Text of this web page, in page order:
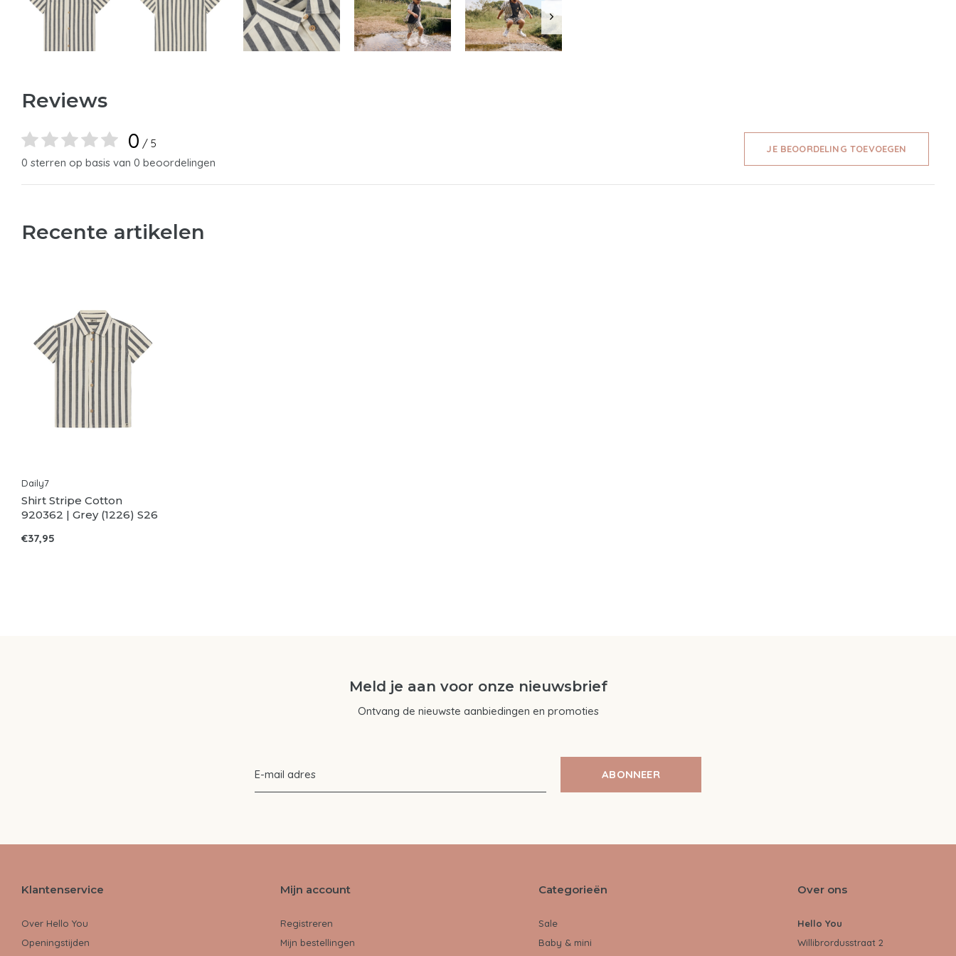
Reviews
0 / 5
0 sterren op basis van 0 beoordelingen
JE BEOORDELING TOEVOEGEN
Recente artikelen
Daily7
Shirt Stripe Cotton
920362 | Grey (1226) S26
€37,95
Meld je aan voor onze nieuwsbrief
Ontvang de nieuwste aanbiedingen en promoties
ABONNEER
Klantenservice
Over Hello You
Openingstijden
Mijn account
Registreren
Mijn bestellingen
Categorieën
Sale
Baby & mini
Over ons
Hello You
Willibrordusstraat 2